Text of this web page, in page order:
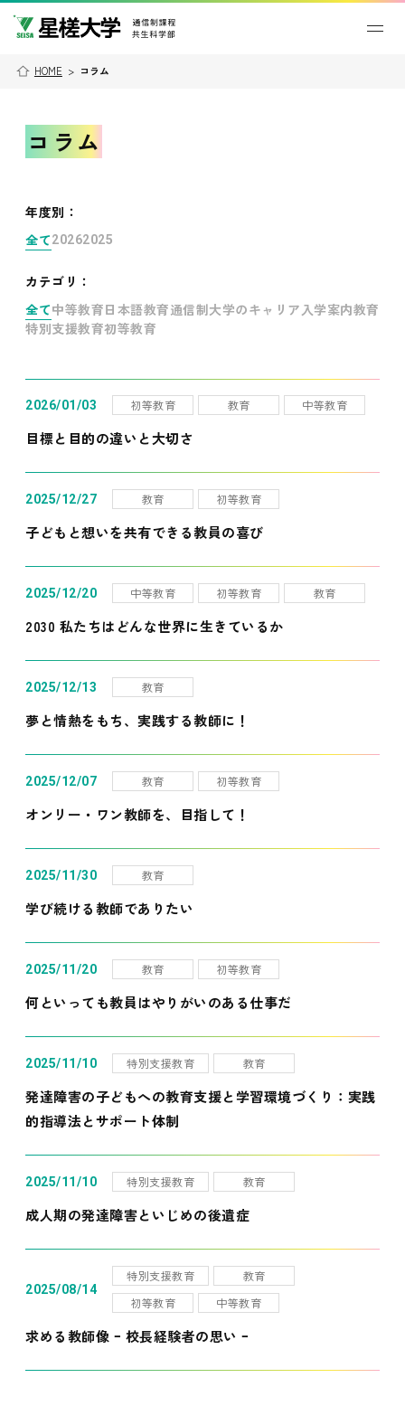
HOME > コラム
コラム
年度別 ：
全て20262025
カテゴリ：
全て中等教育日本語教育通信制大学のキャリア入学案内教育
特別支援教育初等教育
2026/01/03 初等教育 教育 中等教育
目標と目的の違いと大切さ
2025/12/27 教育 初等教育
子どもと想いを共有できる教員の喜び
2025/12/20 中等教育 初等教育 教育
2030 私たちはどんな世界に生きているか
2025/12/13 教育
夢と情熱をもち、実践する教師に！
2025/12/07 教育 初等教育
オンリー・ワン教師を、目指して！
2025/11/30 教育
学び続ける教師でありたい
2025/11/20 教育 初等教育
何といっても教員はやりがいのある仕事だ
2025/11/10 特別支援教育 教育
発達障害の子どもへの教育支援と学習環境づくり：実践
的指導法とサポート体制
2025/11/10 特別支援教育 教育
成人期の発達障害といじめの後遺症
2025/08/14
特別支援教育
教育
初等教育
中等教育
求める教師像 ｰ 校長経験者の思い ｰ